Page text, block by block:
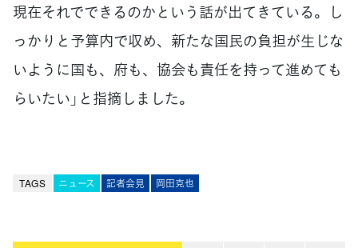
現在それでできるのかという話が出てきている。し
っかりと予算内で収め、新たな国民の負担が生じな
いように国も、府も、協会も責任を持って進めても
らいたい」と指摘しました。
TAGS ニュース 記者会見 岡田克也